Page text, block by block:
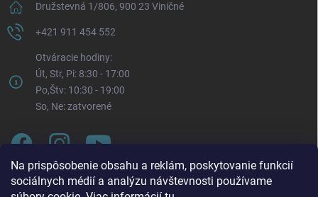
Na prispôsobenie obsahu a reklám, poskytovanie funkcií
sociálnych médií a analýzu návštevnosti používame
Družstevná 1/806, 900 23 Viničné
+421 911 454 552
Otváracie hodiny:
Út, Str, Pi: 8:30 - 17:00
Po,Štv: 10:30 - 19:00
So, Ne: zatvorené